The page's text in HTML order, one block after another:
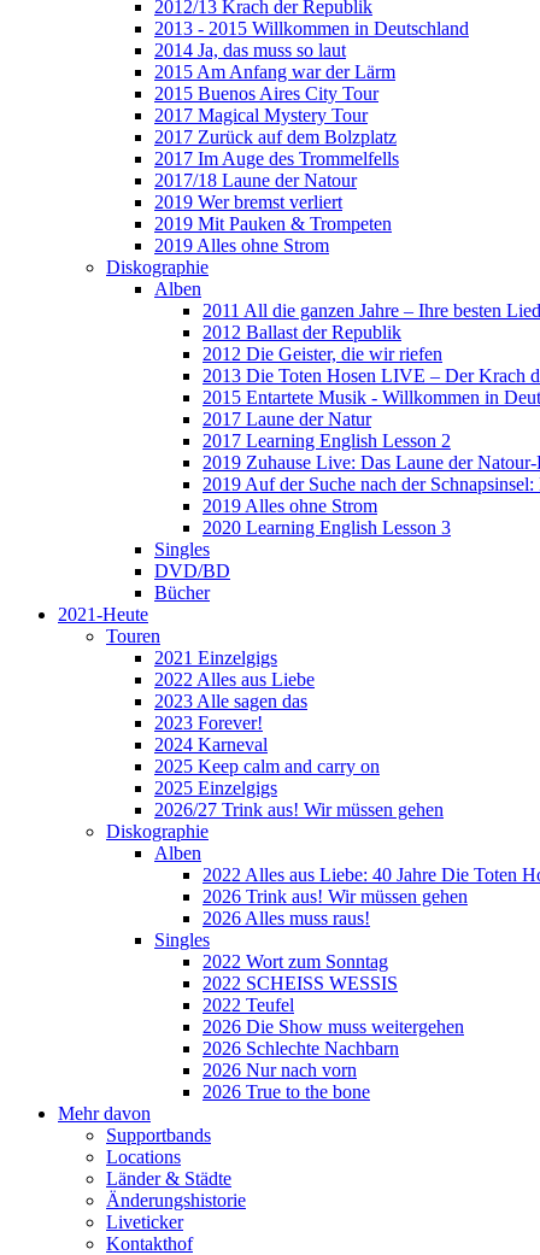
2012/13 Krach der Republik
2013 - 2015 Willkommen in Deutschland
2014 Ja, das muss so laut
2015 Am Anfang war der Lärm
2015 Buenos Aires City Tour
2017 Magical Mystery Tour
2017 Zurück auf dem Bolzplatz
2017 Im Auge des Trommelfells
2017/18 Laune der Natour
2019 Wer bremst verliert
2019 Mit Pauken & Trompeten
2019 Alles ohne Strom
Diskographie
Alben
2011 All die ganzen Jahre – Ihre besten
2012 Ballast der Republik
2012 Die Geister, die wir riefen
2013 Die Toten Hosen LIVE – Der Krach
2015 Entartete Musik - Willkommen in
2017 Laune der Natur
2017 Learning English Lesson 2
2019 Zuhause Live: Das Laune der
2019 Auf der Suche nach der
2019 Alles ohne Strom
2020 Learning English Lesson 3
Singles
DVD/BD
Bücher
2021-Heute
Touren
2021 Einzelgigs
2022 Alles aus Liebe
2023 Alle sagen das
2023 Forever!
2024 Karneval
2025 Keep calm and carry on
2025 Einzelgigs
2026/27 Trink aus! Wir müssen gehen
Diskographie
Alben
2022 Alles aus Liebe: 40 Jahre Die Toten
2026 Trink aus! Wir müssen gehen
2026 Alles muss raus!
Singles
2022 Wort zum Sonntag
2022 SCHEISS WESSIS
2022 Teufel
2026 Die Show muss weitergehen
2026 Schlechte Nachbarn
2026 Nur nach vorn
2026 True to the bone
Mehr davon
Supportbands
Locations
Länder & Städte
Änderungshistorie
Liveticker
Kontakthof